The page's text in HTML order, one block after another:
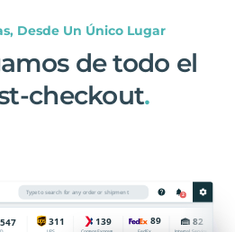
Desde Un Único Lugar
de todo el
checkout.